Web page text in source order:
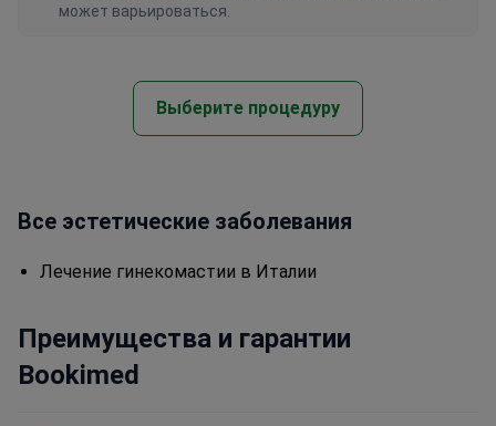
может варьироваться.
Выберите процедуру
Все эстетические заболевания
Лечение гинекомастии в Италии
Преимущества и гарантии
Bookimed